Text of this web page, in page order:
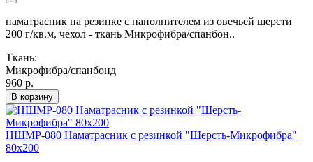
наматрасник на резинке с наполнителем из овечьей шерсти
200 г/кв.м, чехол - ткань Микрофибра/спанбон..
Ткань:
Микрофибра/спанбонд
960 р.
В корзину
НШМР-080 Наматрасник с резинкой "Шерсть-Микрофибра"
80х200